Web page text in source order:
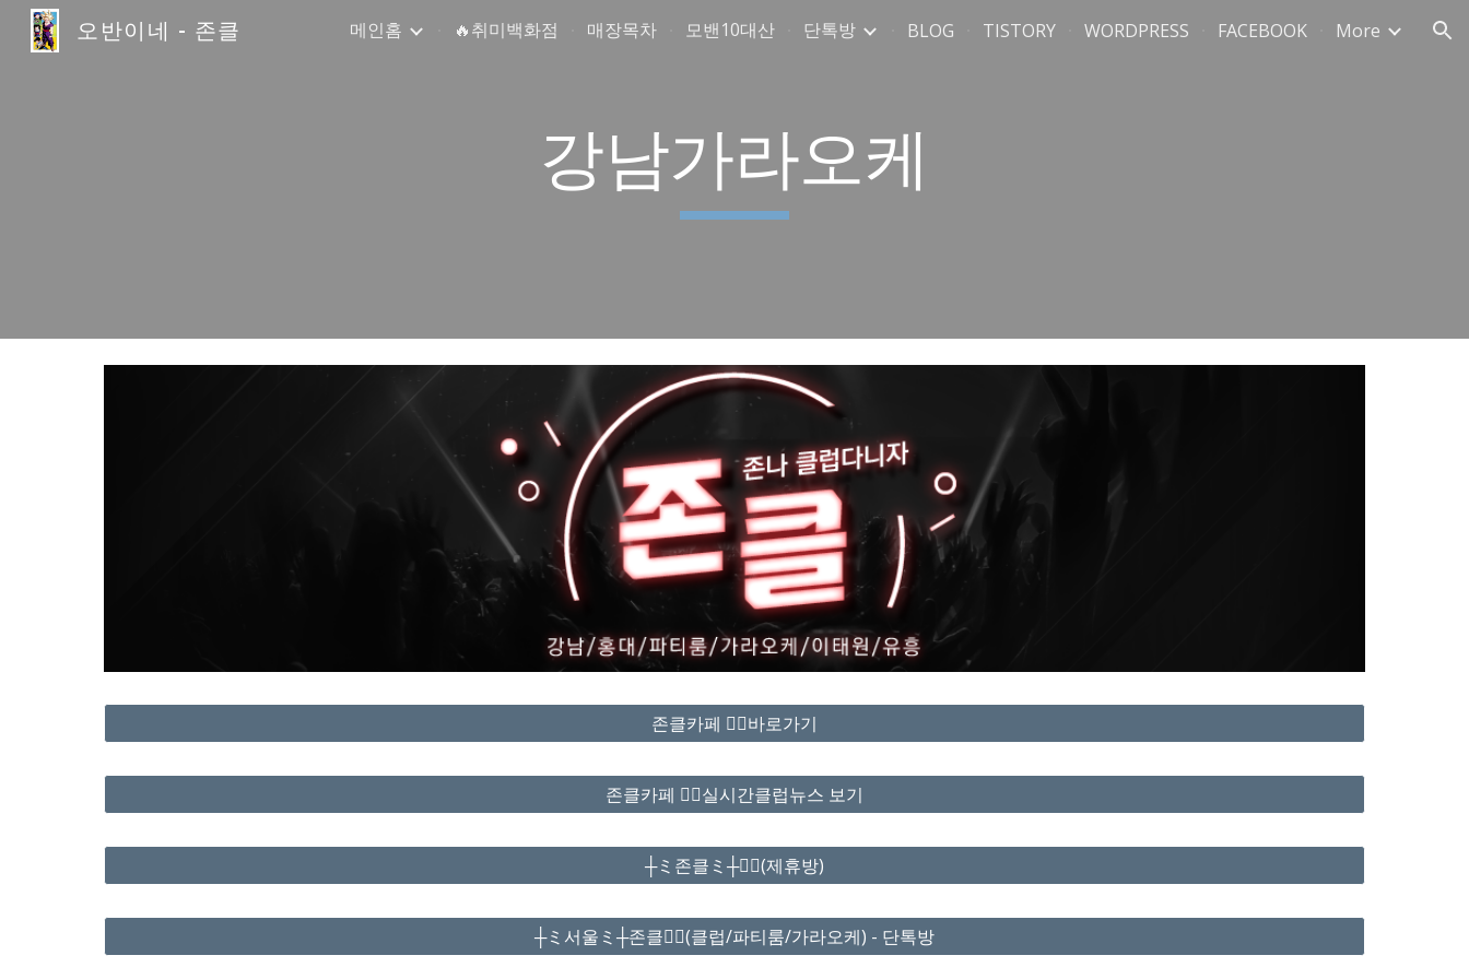
Skip to main content Skip to navigation
오반이네 - 존클 메인홈 🔥취미백화점 매장목차 모밴10대산 단톡방 BLOG TISTORY WORDPRESS FACEBOOK More
강남가라오케
존클카페 ❤️‍🔥바로가기
존클카페 ❤️‍🔥실시간클럽뉴스 보기
┼ミ존클ミ┼❤️‍🔥(제휴방)
┼ミ서울ミ┼존클❤️‍🔥(클럽/파티룸/가라오케) - 단톡방